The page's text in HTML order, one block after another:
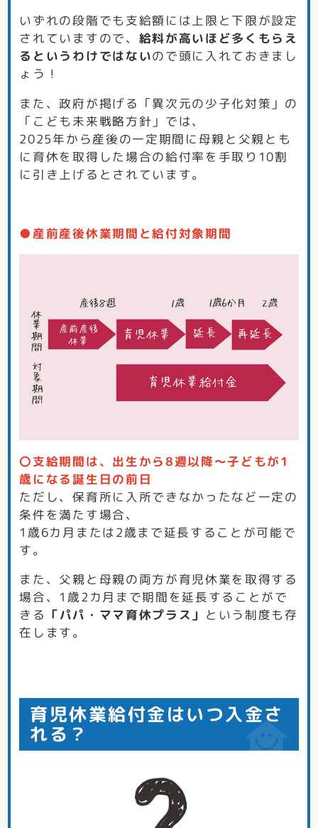
いずれの段階でも支給額には上限と下限が設定
されていますので、 給料が高いほど多くもらえ
るというわけではないので頭に入れておきまし
ょう！
また、政府が掲げる「異次元の少子化対策」の
「こども未来戦略方針」では、
2025年から産後の一定期間に母親と父親とも
に育休を取得した場合の給付率を手取り10割
に引き上げるとされています。
●産前産後休業期間と給付対象期間
〇支給期間は、出生から8週以降～子どもが1
歳になる誕生日の前日
ただし、保育所に入所できなかったなど一定の
条件を満たす場合、
1歳6カ月または2歳まで延長することが可能で
す。
また、父親と母親の両方が育児休業を取得する
場合、1歳2カ月まで期間を延長することがで
きる 「パパ・ママ育休プラス」 という制度も存
在します。
育児休業給付金はいつ入金さ
れる？